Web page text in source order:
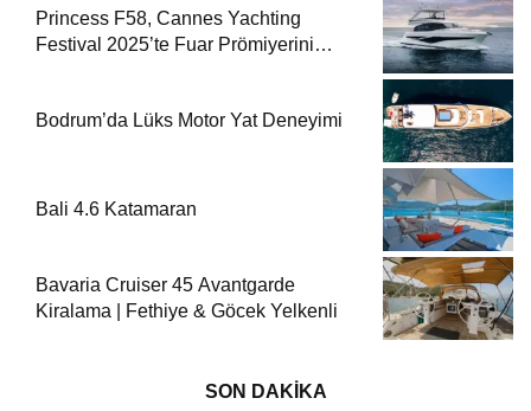
Princess F58, Cannes Yachting
Festival 2025’te Fuar Prömiyerini
Bodrum’da Lüks Motor Yat Deneyimi
Bali 4.6 Katamaran
Bavaria Cruiser 45 Avantgarde
Kiralama | Fethiye & Göcek Yelkenli
SON DAKİKA